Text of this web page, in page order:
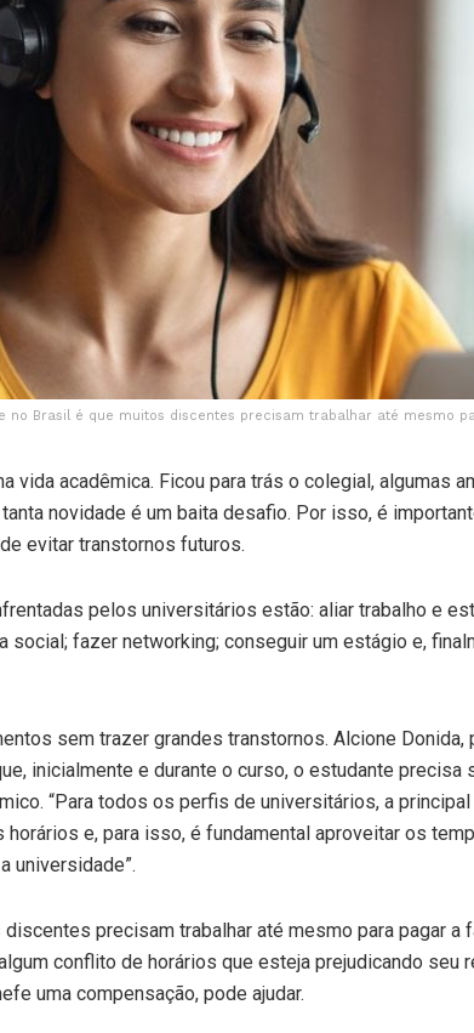
no Brasil é que muitos discentes precisam trabalhar até mesmo
vida acadêmica. Ficou para trás o colegial, algumas
novidade é um baita desafio. Por isso, é
evitar transtornos futuros.
pelos universitários estão: aliar trabalho e
social; fazer networking; conseguir um estágio e,
sem trazer grandes transtornos. Alcione Donida,
inicialmente e durante o curso, o estudante precisa
“Para todos os perfis de universitários, a
horários e, para isso, é fundamental aproveitar os
universidade”.
precisam trabalhar até mesmo para pagar a
conflito de horários que esteja prejudicando seu
uma compensação, pode ajudar.